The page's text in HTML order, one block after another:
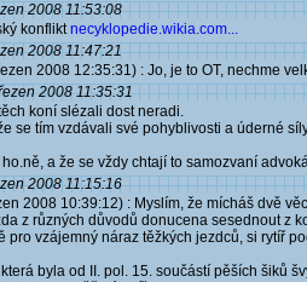
2008 11:53:08
konfliktnecyklopedie.wikia.com...
2008 11:47:21
2008 12:35:31) : Jo, je to OT, nechme
2008 11:35:31
koní slézali dost neradi.
se tím vzdávali své pohyblivosti a úderné
a že se vždy chtají to samozvaní
2008 11:15:16
2008 10:39:12) : Myslím, že mícháš dvě
z různých důvodů donucena sesednout z
pro vzájemný náraz těžkých jezdců, si rytíř
byla od II. pol. 15. součástí pěších šiků